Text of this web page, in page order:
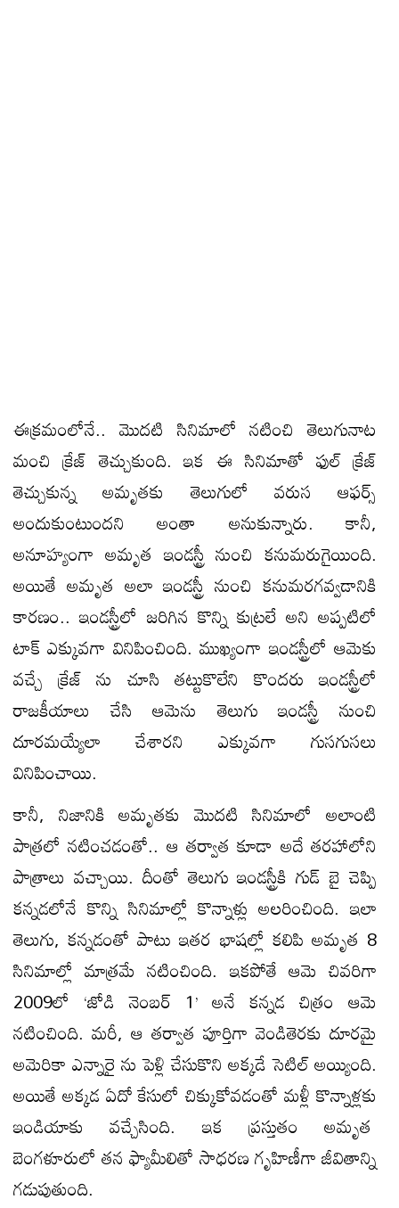
ఈక్రమంలోనే.. మొదటి సినిమాలో నటించి తెలుగునాట
మంచి క్రేజ్ తెచ్చుకుంది. ఇక ఈ సినిమాతో ఫుల్ క్రేజ్
తెచ్చుకున్న అమృతకు తెలుగులో వరుస ఆఫర్స్
అందుకుంటుందని అంతా అనుకున్నారు. కానీ,
అనూహ్యంగా అమృత ఇండస్ట్రీ నుంచి కనుమరుగైయింది.
అయితే అమృత అలా ఇండస్ట్రీ నుంచి కనుమరగవ్వడానికి
కారణం.. ఇండస్ట్రీలో జరిగిన కొన్ని కుట్రలే అని అప్పటిలో
టాక్ ఎక్కువగా వినిపించింది. ముఖ్యంగా ఇండస్ట్రీలో ఆమెకు
వచ్చే క్రేజ్ ను చూసి తట్టుకొలేని కొందరు ఇండస్ట్రీలో
రాజకీయాలు చేసి ఆమెను తెలుగు ఇండస్ట్రీ నుంచి
దూరమయ్యేలా చేశారని ఎక్కువగా గుసగుసలు
వినిపించాయి.
కానీ, నిజానికి అమృతకు మొదటి సినిమాలో అలాంటి
పాత్రలో నటించడంతో.. ఆ తర్వాత కూడా అదే తరహాలోని
పాత్రాలు వచ్చాయి. దీంతో తెలుగు ఇండస్ట్రీకి గుడ్ బై చెప్పి
కన్నడలోనే కొన్ని సినిమాల్లో కొన్నాళ్లు అలరించింది. ఇలా
తెలుగు, కన్నడంతో పాటు ఇతర భాషల్లో కలిపి అమృత 8
సినిమాల్లో మాత్రమే నటించింది. ఇకపోతే ఆమె చివరిగా
2009లో ‘జోడి నెంబర్ 1’ అనే కన్నడ చిత్రం ఆమె
నటించింది. మరీ, ఆ తర్వాత పూర్తిగా వెండితెరకు దూరమై
అమెరికా ఎన్నారై ను పెళ్లి చేసుకొని అక్కడే సెటిల్ అయ్యింది.
అయితే అక్కడ ఏదో కేసులో చిక్కుకోవడంతో మళ్లీ కొన్నాళ్లకు
ఇండియాకు వచ్చేసింది. ఇక ప్రస్తుతం అమృత
బెంగళూరులో తన ఫ్యామీలితో సాధరణ గృహిణీగా జీవితాన్ని
గడుపుతుంది.